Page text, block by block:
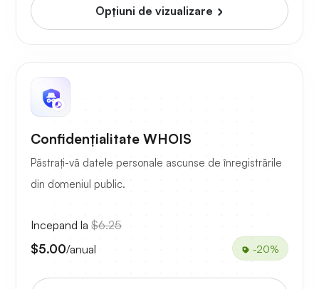
Opțiuni de vizualizare
Confidențialitate WHOIS
Păstrați-vă datele personale ascunse de înregistrările
din domeniul public.
Incepand la $6.25
$5.00/anual -20%